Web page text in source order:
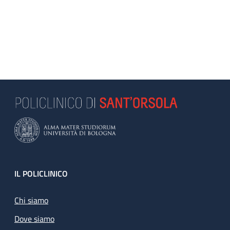
Footer
IL POLICLINICO
Chi siamo
Dove siamo